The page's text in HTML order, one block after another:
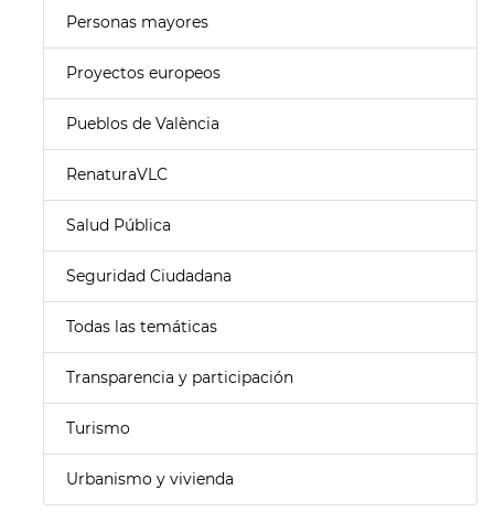
Personas mayores
Proyectos europeos
Pueblos de València
RenaturaVLC
Salud Pública
Seguridad Ciudadana
Todas las temáticas
Transparencia y participación
Turismo
Urbanismo y vivienda